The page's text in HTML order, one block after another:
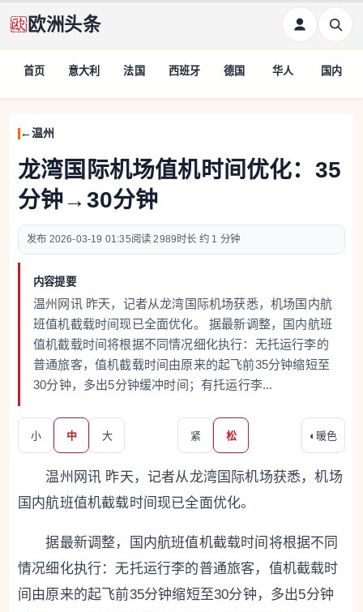
欧洲头条
首页 意大利 法国 西班牙 德国 华人 国内
温州
龙湾国际机场值机时间优化：35
分钟→30分钟
2026-03-19 01:35 2989 约 1 分钟
内容提要
温州网讯 昨天，记者从龙湾国际机场获悉，机场国内航
班值机截载时间现已全面优化。 据最新调整，国内航班
值机截载时间将根据不同情况细化执行：无托运行李的
普通旅客，值机截载时间由原来的起飞前35分钟缩短至
30分钟，多出5分钟缓冲时间；有托运行李...
小 中 大 紧 松 ◐ 暖色
温州网讯 昨天，记者从龙湾国际机场获悉，机场
国内航班值机截载时间现已全面优化。
据最新调整，国内航班值机截载时间将根据不同
情况细化执行：无托运行李的普通旅客，值机截载时
间由原来的起飞前35分钟缩短至30分钟，多出5分钟